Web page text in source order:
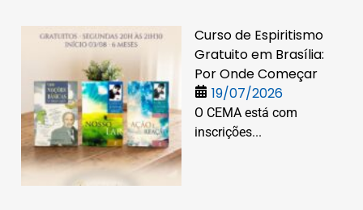
Curso de Espiritismo
Gratuito em Brasília:
Por Onde Começar
19/07/2026
O CEMA está com
inscrições...